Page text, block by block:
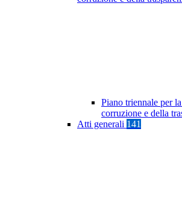
Piano triennale per
corruzione e della
Atti generali 141